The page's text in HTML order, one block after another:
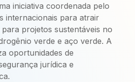
iniciativa coordenada pelo
internacionais para atrair
projetos sustentáveis no
verde e aço verde. A
oportunidades de
jurídica e